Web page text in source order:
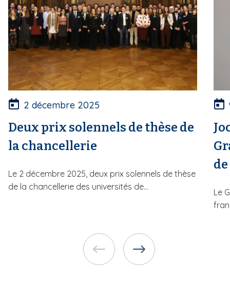
2 décembre 2025
Deux prix solennels de thèse de
la chancellerie
Le 2 décembre 2025, deux prix solennels de thèse
de la chancellerie des universités de...
Le